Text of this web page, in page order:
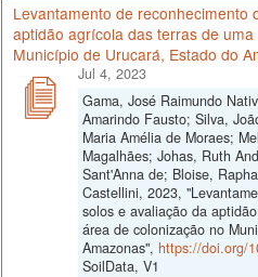
Levantamento de reconhecimento
aptidão agrícola das terras de
Município de Urucará, Estado do
Jul 4, 2023
Gama, José Raimundo
Amarindo Fausto; Silva,
Maria Amélia de Moraes;
Magalhães; Johas, Ruth
Sant'Anna de; Bloise,
Castellini, 2023,
solos e avaliação da
área de colonização no
Amazonas", https://doi.org/
SoilData, V1